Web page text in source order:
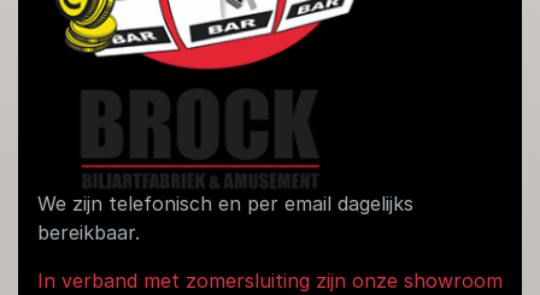
We zijn telefonisch en per email dagelijks
bereikbaar.
In verband met zomersluiting zijn onze showroom